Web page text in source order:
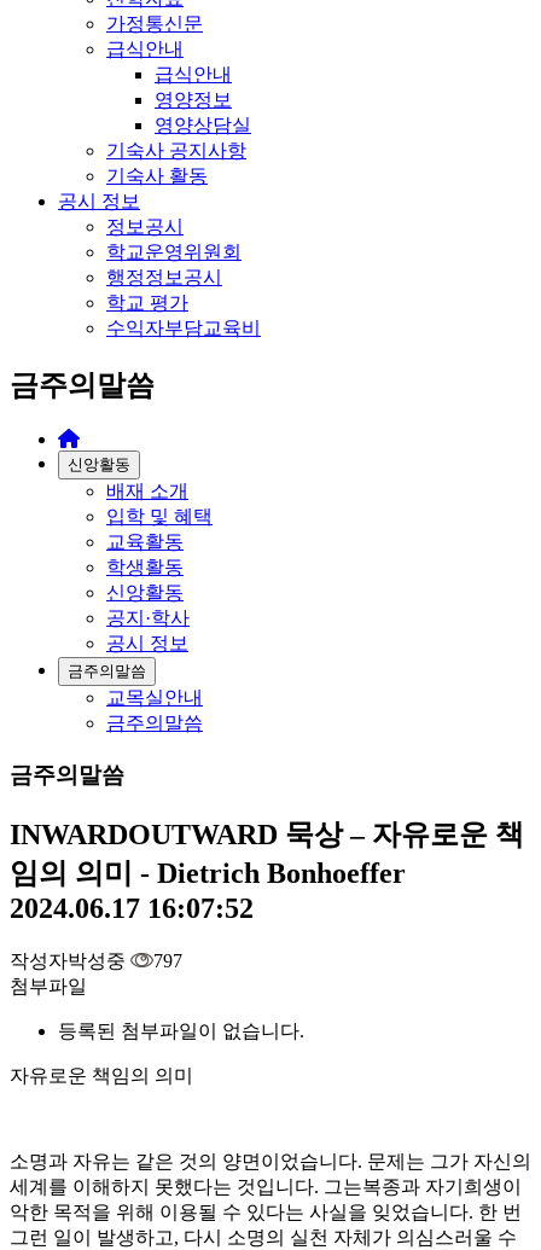
가정통신문
급식안내
급식안내
영양정보
영양상담실
기숙사 공지사항
기숙사 활동
공시 정보
정보공시
학교운영위원회
행정정보공시
학교 평가
수익자부담교육비
금주의말씀
신앙활동
배재 소개
입학 및 혜택
교육활동
학생활동
신앙활동
공지·학사
공시 정보
금주의말씀
교목실안내
금주의말씀
금주의말씀
INWARDOUTWARD 묵상 – 자유로운 책
임의 의미 - Dietrich Bonhoeffer
2024.06.17 16:07:52
작성자박성중
797
첨부파일
등록된 첨부파일이 없습니다.
자유로운 책임의 의미
소명과 자유는 같은 것의 양면이었습니다. 문제는 그가 자신의
세계를 이해하지 못했다는 것입니다. 그는복종과 자기희생이
악한 목적을 위해 이용될 수 있다는 사실을 잊었습니다. 한 번
그런 일이 발생하고, 다시 소명의 실천 자체가 의심스러울 수